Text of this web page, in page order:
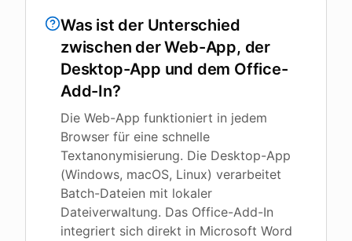
Was ist der Unterschied
zwischen der Web-App, der
Desktop-App und dem Office-
Add-In?
Die Web-App funktioniert in jedem
Browser für eine schnelle
Textanonymisierung. Die Desktop-App
(Windows, macOS, Linux) verarbeitet
Batch-Dateien mit lokaler
Dateiverwaltung. Das Office-Add-In
integriert sich direkt in Microsoft Word